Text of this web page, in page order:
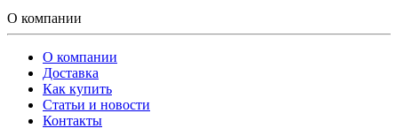
О компании
О компании
Доставка
Как купить
Статьи и новости
Контакты